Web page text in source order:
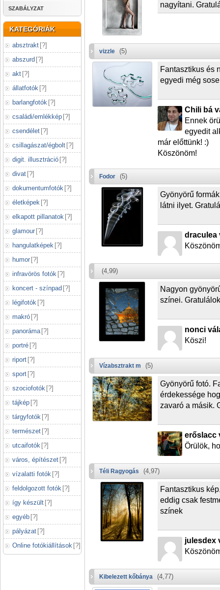
SZABÁLYZAT
KATEGÓRIÁK
absztrakt [?]
abszurd [?]
akt [?]
állatfotók [?]
barlangfotók [?]
családi/emlékkép [?]
csendélet [?]
csillagászat/égbolt [?]
digit. illusztráció [?]
divat [?]
dokumentumfotók [?]
életképek [?]
elkapott pillanatok [?]
glamour [?]
hangulatképek [?]
humor [?]
infravörös fotók [?]
koncert - színpad [?]
légifotók [?]
makró [?]
panoráma [?]
portré [?]
riport [?]
sport [?]
szociofotók [?]
tájkép [?]
tárgyfotók [?]
természet [?]
utcaifotók [?]
város, építészet [?]
vízalatti fotók [?]
feldolgozott fotók [?]
így készült [?]
egyéb [?]
pályázat [?]
Online fotókiállítások [?]
nagyítani.
vizzle (5)
Fantasztikus és
egyedi még
Chili bá
Ennek
egyedit
már előttünk! :)
Köszönöm!
Fodor (5)
Gyönyörű
látni ilyet.
draculea
(4,99)
Nagyon
színei. Gratulálok
nonci
Köszi!
Vízabsztrakt m (5)
Gyönyörű fotó.
érdekessége
zavaró a másik.
erőslacc
Örülök,
Téli Ragyogás (4,97)
Fantasztikus
eddig csak
színek
julesdex
Kibelezett kőbánya (4,77)